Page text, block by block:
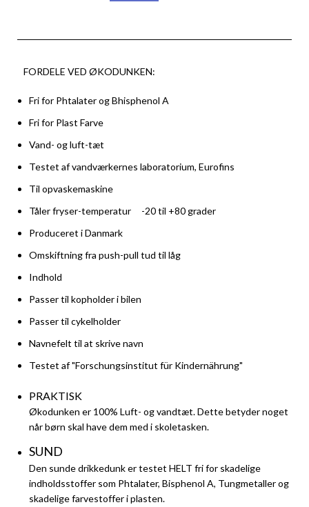
FORDELE VED ØKODUNKEN:
Fri for Phtalater og Bhisphenol A
Fri for Plast Farve
Vand- og luft-tæt
Testet af vandværkernes laboratorium, Eurofins
Til opvaskemaskine
Tåler fryser-temperatur -20 til +80 grader
Produceret i Danmark
Omskiftning fra push-pull tud til låg
Indhold
Passer til kopholder i bilen
Passer til cykelholder
Navnefelt til at skrive navn
Testet af "Forschungsinstitut für Kindernährung"
PRAKTISK
Økodunken er 100% Luft- og vandtæt. Dette betyder noget
når børn skal have dem med i skoletasken.
SUND
Den sunde drikkedunk er testet HELT fri for skadelige
indholdsstoffer som Phtalater, Bisphenol A, Tungmetaller og
skadelige farvestoffer i plasten.